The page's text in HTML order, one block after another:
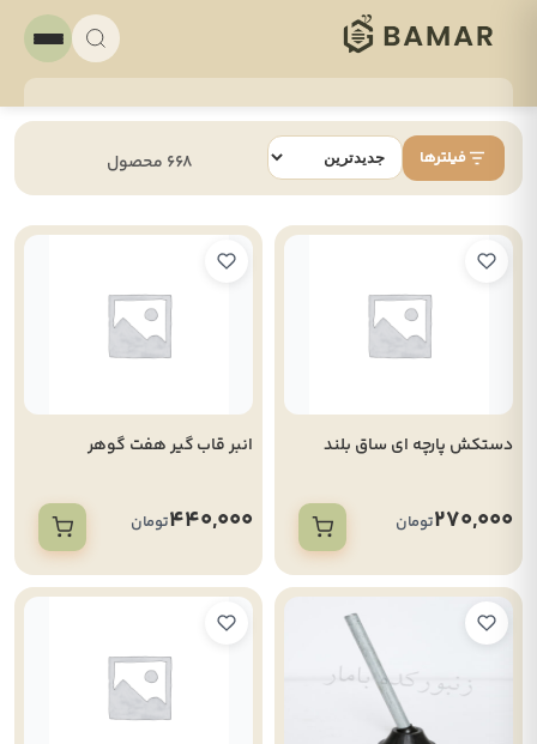
فیلترها 668 محصول
دستکش پارچه ای ساق بلند
270,000تومان
انبر قاب گیر هفت گوهر
440,000تومان